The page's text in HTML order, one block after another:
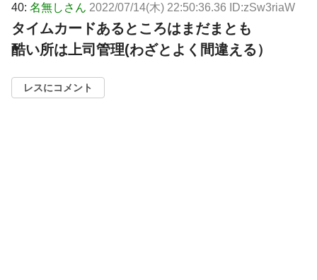
40: 名無しさん 2022/07/14(木) 22:50:36.36 ID:zSw3riaW
タイムカードあるところはまだまとも
酷い所は上司管理(わざとよく間違える）
レスにコメント